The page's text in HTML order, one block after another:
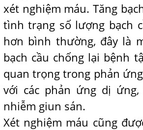
xét nghiệm máu. Tăng
tình trạng số lượng bạch
hơn bình thường, đây là
bạch cầu chống lại bệnh
quan trọng trong phản
với các phản ứng dị ứng,
nhiễm giun sán.
Xét nghiệm máu cũng